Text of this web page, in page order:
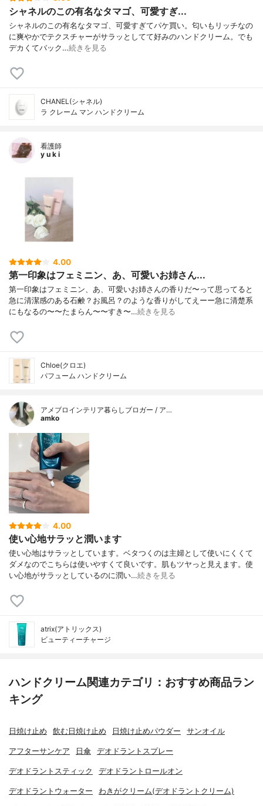
シャネルのこの有名なタマゴ、可愛すぎ...
シャネルのこの有名なタマゴ、可愛すぎてパケ買い。匂いもリッチなの
に爽やかでテクスチャーがサラッとしてて好みのハンドクリーム。でも
デカくてバック…続きを見る
CHANEL(シャネル)
ラ クレーム マン ハンドクリーム
看護師
y u k i
4.00
第一印象はフェミニン、あ、可愛いお姉さん...
第一印象はフェミニン、あ、可愛いお姉さんの香りだ〜って思ってると
急に清潔感のある石鹸？お風呂？のような香りがしてえーー急に清楚系
にもなるの〜〜たまらん〜〜すき〜…続きを見る
Chloe(クロエ)
パフューム ハンドクリーム
アメブロインテリア暮らしブロガー / ア…
amko
4.00
使い心地サラッと潤います
使い心地はサラッとしています。ベタつくのは主婦として使いにくくて
ダメなのでこちらは使いやすくて良いです。肌もツヤっと見えます。使
い心地がサラッとしているのに潤い…続きを見る
atrix(アトリックス)
ビューティーチャージ
ハンドクリーム関連カテゴリ：おすすめ商品ラン
キング
日焼け止め 飲む日焼け止め 日焼け止めパウダー サンオイル
アフターサンケア 日傘 デオドラントスプレー
デオドラントスティック デオドラントロールオン
デオドラントウォーター わきがクリーム(デオドラントクリーム)